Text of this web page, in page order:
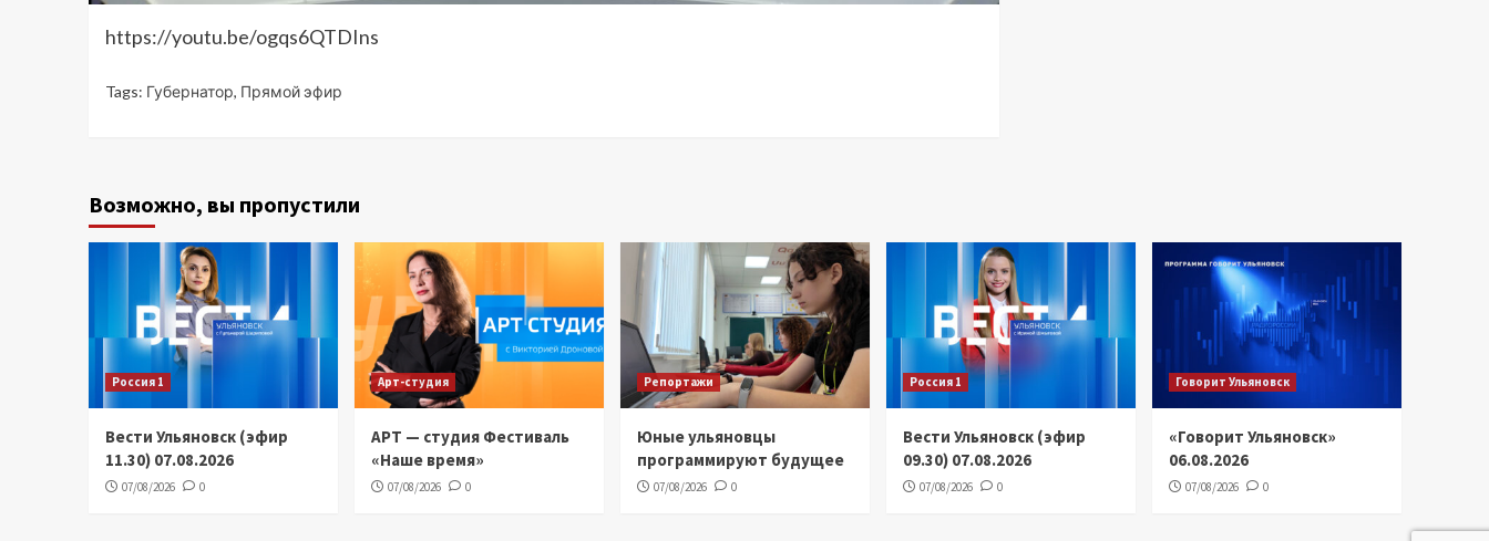
https://youtu.be/ogqs6QTDIns
Tags: Губернатор, Прямой эфир
Возможно, вы пропустили
Россия 1
Вести Ульяновск (эфир
11.30) 07.08.2026
07/08/2026 0
Арт-студия
АРТ — студия Фестиваль
«Наше время»
07/08/2026 0
Репортажи
Юные ульяновцы
программируют будущее
07/08/2026 0
Россия 1
Вести Ульяновск (эфир
09.30) 07.08.2026
07/08/2026 0
Говорит Ульяновск
«Говорит Ульяновск»
06.08.2026
07/08/2026 0